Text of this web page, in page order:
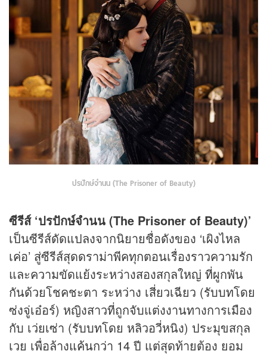
ปรปักษ์จำนน (The Prisoner of Beauty)
ซีรีส์ ‘ปรปักษ์จำนน (The Prisoner of Beauty)’
เป็นซีรีส์ดัดแปลงจากนิยายชื่อดังของ ‘เผิงไหล
เค่อ’ สู่ซีรีส์สุดดราม่าพีคทุกตอนเรื่องราวความรัก
และความขัดแย้งระหว่างสองสกุลใหญ่ ที่ผูกพัน
กันด้วยโชคชะตา ระหว่าง เสี่ยวเฉียว (รับบทโดย
ซ่งจู่เอ๋อร์) หญิงสาวที่ถูกจับแต่งงานทางการเมือง
กับ เว่ยเซ่า (รับบทโดย หลิวอวี่หนิง) ประมุขสกุล
เวย เพื่อล้างแค้นกว่า 14 ปี แต่สุดท้ายต้อง ยอม